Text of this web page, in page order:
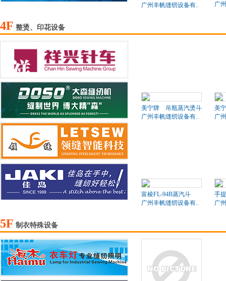
广州丰帆缝纫设备有.. 广
4F 整烫、印花设备
美宁牌 吊瓶蒸汽烫斗
广州丰帆缝纫设备有..
美
广
富棱FL-94B蒸汽斗
广州丰帆缝纫设备有..
手提
广
5F 制衣特殊设备